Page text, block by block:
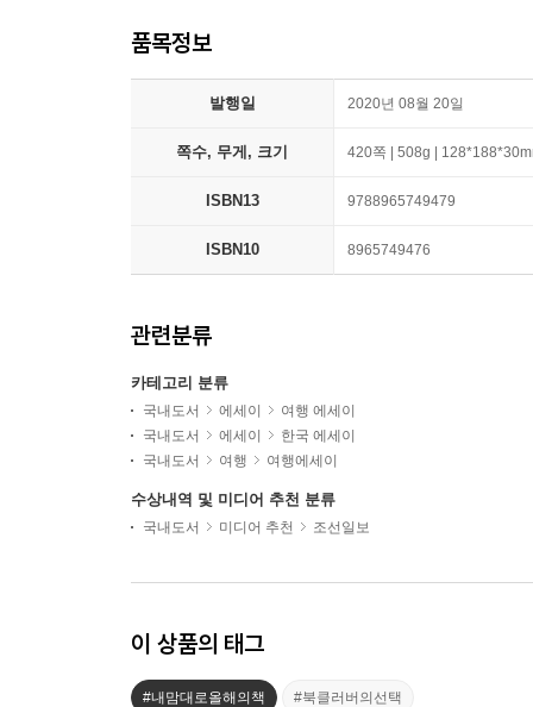
품목정보
발행일 2020년 08월 20일
쪽수, 무게, 크기 420쪽 | 508g |
ISBN13 9788965749479
ISBN10 8965749476
관련분류
카테고리 분류
국내도서 에세이
여행 에세이
국내도서
에세이
한국 에세이
국내도서
여행 여행에세이
수상내역 및 미디어 추천 분류
국내도서 미디어 추천 조선일보
이 상품의 태그
#내맘대로올해의책 #북클러버의선택